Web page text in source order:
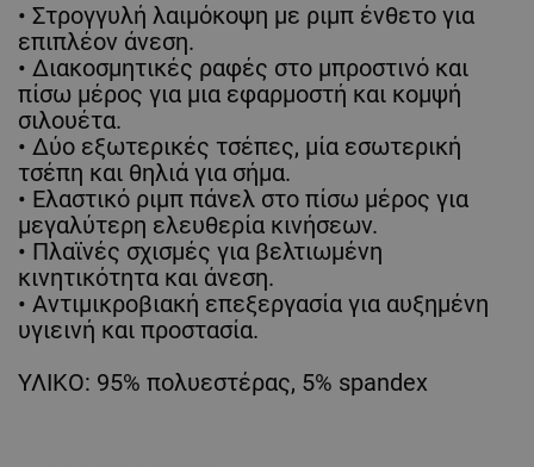
• Στρογγυλή λαιμόκοψη με ριμπ ένθετο για
επιπλέον άνεση.
• Διακοσμητικές ραφές στο μπροστινό και
πίσω μέρος για μια εφαρμοστή και κομψή
σιλουέτα.
• Δύο εξωτερικές τσέπες, μία εσωτερική
τσέπη και θηλιά για σήμα.
• Ελαστικό ριμπ πάνελ στο πίσω μέρος για
μεγαλύτερη ελευθερία κινήσεων.
• Πλαϊνές σχισμές για βελτιωμένη
κινητικότητα και άνεση.
• Αντιμικροβιακή επεξεργασία για αυξημένη
υγιεινή και προστασία.
ΥΛΙΚΟ: 95% πολυεστέρας, 5% spandex